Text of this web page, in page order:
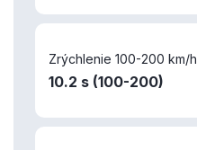
Zrýchlenie 100-200 km/h
10.2 s (100-200)